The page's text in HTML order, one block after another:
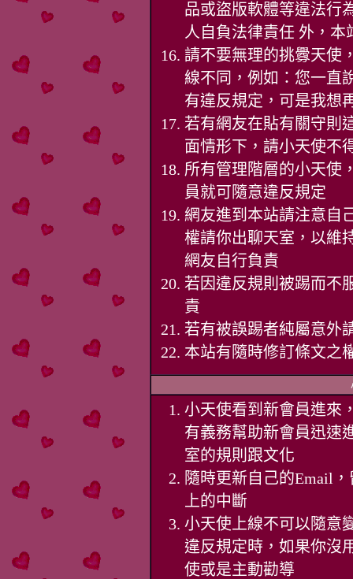
品或盜版軟體等違法行
人自負法律責任 外，
請不要無理的挑釁天使
線不同，例如：您一直
有違反規定，可是我想
若有網友在貼有關守則
面情形下，請小天使不
所有管理階層的小天使
員就可隨意違反規定
網友進到本站請注意自
權請你出聊天室，以維
網友自行負責
若因違反規則被踢而不
責
若有被誤踢者純屬意外
本站有隨時修訂條文之
小天使看到新會員進來
有義務幫助新會員迅速
室的規則跟文化
隨時更新自己的Email
上的中斷
小天使上線不可以隨意
違反規定時，如果你沒
使或是主動勸導